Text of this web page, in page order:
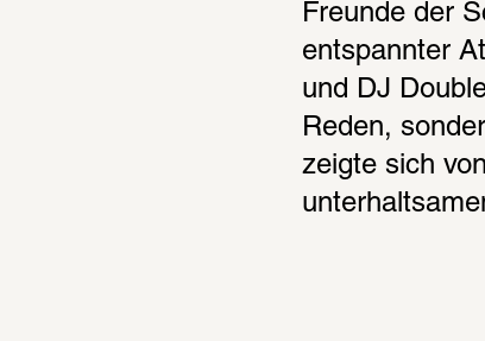
Freunde der
entspannter
und DJ
Reden,
zeigte sich